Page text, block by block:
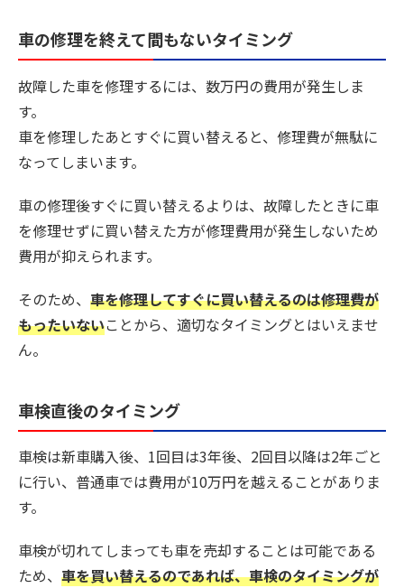
車の修理を終えて間もないタイミング
故障した車を修理するには、数万円の費用が発生しま
す。
車を修理したあとすぐに買い替えると、修理費が無駄に
なってしまいます。
車の修理後すぐに買い替えるよりは、故障したときに車
を修理せずに買い替えた方が修理費用が発生しないため
費用が抑えられます。
そのため、 車を修理してすぐに買い替えるのは修理費が
もったいないことから、適切なタイミングとはいえませ
ん。
車検直後のタイミング
車検は新車購入後、1回目は3年後、2回目以降は2年ごと
に行い、普通車では費用が10万円を越えることがありま
す。
車検が切れてしまっても車を売却することは可能である
ため、 車を買い替えるのであれば、車検のタイミングが